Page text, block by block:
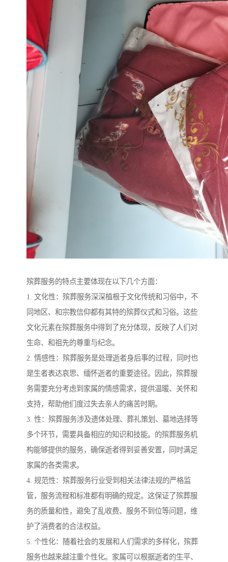
殡葬服务的特点主要体现在以下几个方面：
1. 文化性：殡葬服务深深植根于文化传统和习俗中，不
同地区、和宗教信仰都有其特的殡葬仪式和习俗。这些
文化元素在殡葬服务中得到了充分体现，反映了人们对
生命、和祖先的尊重与纪念。
2. 情感性：殡葬服务是处理逝者身后事的过程，同时也
是生者表达哀思、缅怀逝者的重要途径。因此，殡葬服
务需要充分考虑到家属的情感需求，提供温暖、关怀和
支持，帮助他们度过失去亲人的痛苦时期。
3. 性：殡葬服务涉及遗体处理、葬礼策划、墓地选择等
多个环节，需要具备相应的知识和技能。的殡葬服务机
构能够提供的服务，确保逝者得到妥善安置，同时满足
家属的各类需求。
4. 规范性：殡葬服务行业受到相关法律法规的严格监
管，服务流程和标准都有明确的规定。这保证了殡葬服
务的质量和性，避免了乱收费、服务不到位等问题，维
护了消费者的合法权益。
5. 个性化：随着社会的发展和人们需求的多样化，殡葬
服务也越来越注重个性化。家属可以根据逝者的生平、